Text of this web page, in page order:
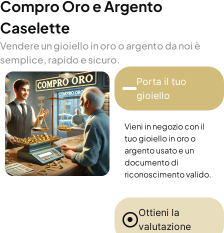
Compro Oro e Argento
Caselette
Vendere un gioiello in oro o argento da noi è
semplice, rapido e sicuro.
Porta il tuo
gioiello
Vieni in negozio con il
tuo gioiello in oro o
argento usato e un
documento di
riconoscimento valido.
Ottieni la
valutazione